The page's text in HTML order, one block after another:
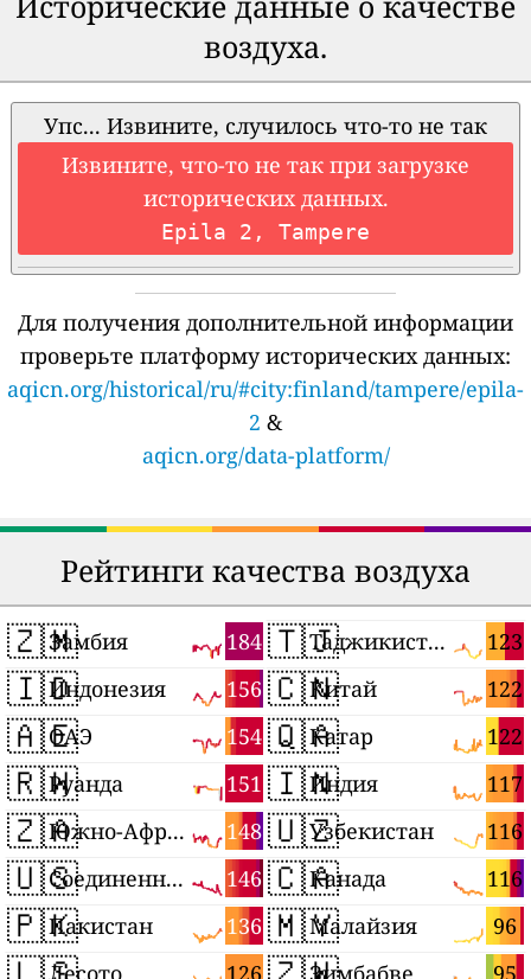
воздуха.
Упс... Извините, случилось что-то не так
Извините, что-то не так при загрузке
исторических данных.
Epila 2, Tampere
Для получения дополнительной информации
проверьте платформу исторических данных:
aqicn.org/historical/ru/#city:finland/tampere/epila-
2 &
aqicn.org/data-platform/
Рейтинги качества воздуха
🇿🇲 184
Замбия
🇮🇩 156
Индонезия
🇦🇪 154
ОАЭ
🇷🇼 151
Руанда
🇿🇦 148
Южно-Африканская Республика
🇺🇸 146
Соединенные Штаты
🇵🇰 136
Пакистан
126
🇹🇯 123
Таджикистан
🇨🇳 122
Китай
🇶🇦 122
Катар
🇮🇳 117
Индия
🇺🇿 116
Узбекистан
🇨🇦 116
Канада
🇲🇾 96
Малайзия
95